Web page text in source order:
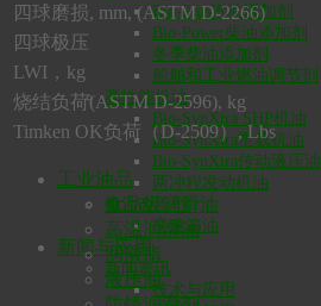
Bio-Plus汽油添加剂
Bio-Power柴油添加剂
冬季柴油添加剂
船舶和工业燃油调节剂
高性能机油
Bio-SynXtra SHP机油
Bio-SynXtra重载机油
Bio-SynXtra传动液压油
两冲程发动机油
机油改善剂
变速箱油
新闻与应用
新闻资讯
技术与应用
四球磨损, mm, (ASTM D-2266)
四球极压
LWI，kg
烧结负荷(ASTM D-2596), kg
Timken OK负荷（D-2509）, Lbs
工业油品
食品级润滑油
高温润滑油
润滑脂
液压油